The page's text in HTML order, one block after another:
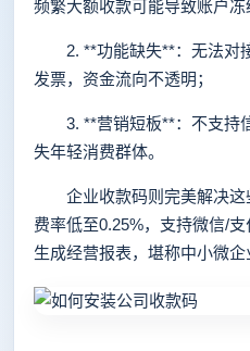
频繁大额收款可能导致账户冻
2. **功能缺失**：无法对
发票，资金流向不透明；
3. **营销短板**：不支持
失年轻消费群体。
企业收款码则完美解决这
费率低至0.25%，支持微信/
生成经营报表，堪称中小微企